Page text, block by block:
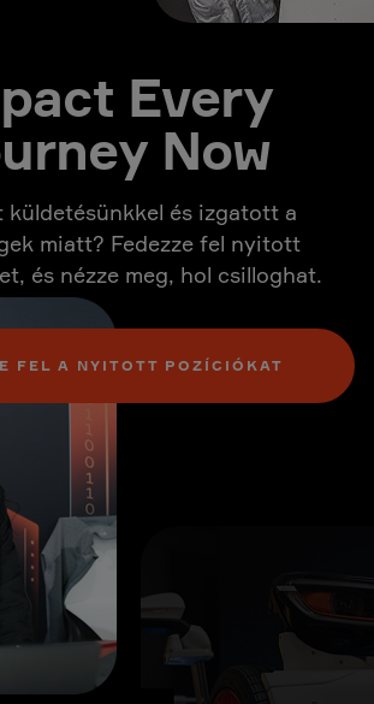
Every
Now
küldetésünkkel és izgatott a
miatt? Fedezze fel nyitott
és nézze meg, hol csilloghat.
FEL A NYITOTT POZÍCIÓKAT